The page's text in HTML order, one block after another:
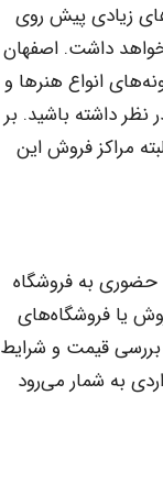
زیادی پیش روی
داشت. اصفهان
انواع هنرها و
نظر داشته باشید. بر
مراکز فروش این
حضوری به فروشگاه
یا فروشگاه‌های
بررسی قیمت و شرایط
به شمار می‌رود